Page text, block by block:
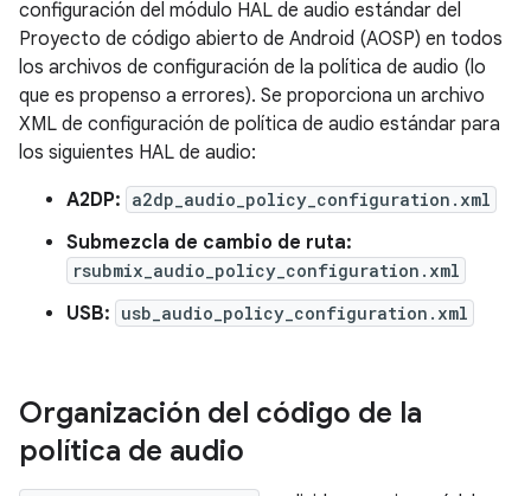
configuración del módulo HAL de audio estándar del
Proyecto de código abierto de Android (AOSP) en todos
los archivos de configuración de la política de audio (lo
que es propenso a errores). Se proporciona un archivo
XML de configuración de política de audio estándar para
los siguientes HAL de audio:
A2DP: a2dp_audio_policy_configuration.xml
Submezcla de cambio de ruta:
rsubmix_audio_policy_configuration.xml
USB: usb_audio_policy_configuration.xml
Organización del código de la
política de audio